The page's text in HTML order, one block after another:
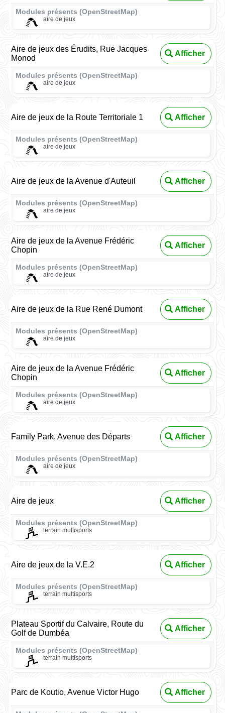
Modules présents (OpenStreetMap)
aire de jeux
Aire de jeux des Érudits, Rue Jacques
Monod
Afficher
Modules présents (OpenStreetMap)
aire de jeux
Aire de jeux de la Route Territoriale 1 Afficher
Modules présents (OpenStreetMap)
aire de jeux
Aire de jeux de la Avenue d'Auteuil Afficher
Modules présents (OpenStreetMap)
aire de jeux
Aire de jeux de la Avenue Frédéric
Chopin
Afficher
Modules présents (OpenStreetMap)
aire de jeux
Aire de jeux de la Rue René Dumont Afficher
Modules présents (OpenStreetMap)
aire de jeux
Aire de jeux de la Avenue Frédéric
Chopin
Afficher
Modules présents (OpenStreetMap)
aire de jeux
Family Park, Avenue des Départs Afficher
Modules présents (OpenStreetMap)
aire de jeux
Aire de jeux Afficher
Modules présents (OpenStreetMap)
terrain multisports
Aire de jeux de la V.E.2 Afficher
Modules présents (OpenStreetMap)
terrain multisports
Plateau Sportif du Calvaire, Route du
Golf de Dumbéa
Afficher
Modules présents (OpenStreetMap)
terrain multisports
Parc de Koutio, Avenue Victor Hugo Afficher